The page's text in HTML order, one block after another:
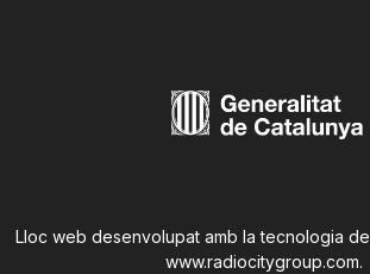
Lloc web desenvolupat amb la tecnologia de
www.radiocitygroup.com.